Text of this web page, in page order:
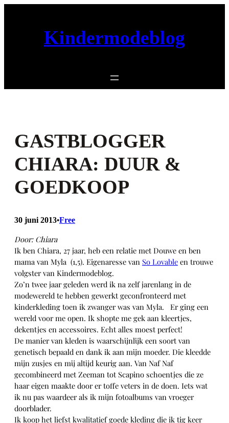
Kindermodeblog
GASTBLOGGER
CHIARA: DUUR &
GOEDKOOP
30 juni 2013•Free
Door: Chiara
Ik ben Chiara, 27 jaar, heb een relatie met Douwe en ben
mama van Myla (1,5). Eigenaresse van So Lovable en trouwe
volgster van Kindermodeblog.
Zo’n twee jaar geleden werd ik na zelf jarenlang in de
modewereld te hebben gewerkt geconfronteerd met
kinderkleding toen ik zwanger was van Myla. Er ging een
wereld voor me open. Ik shopte me gek aan kleertjes,
dekentjes en accessoires. Echt alles moest perfect!
De manier van kleden is waarschijnlijk een soort van
genetisch bepaald en dank ik aan mijn moeder. Die kleedde
mijn zusjes en mij altijd keurig aan. Van Naf Naf
gecombineerd met Zeeman tot Scapino schoentjes die ze
haar eigen maakte door er toffe veters in de doen. Iets wat
ik nu pas waardeer als ik mijn fotoalbums van vroeger
doorblader.
Ik koop het liefst kwalitatief goede kleding die ik tig keer